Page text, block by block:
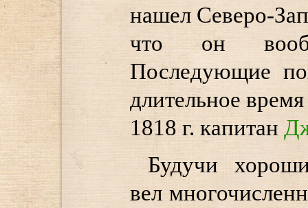
нашел Северо-
что он
Последующие
длительное
1818 г. капитан
Будучи
вел